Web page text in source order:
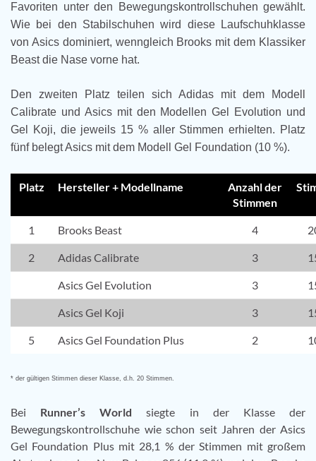
Favoriten unter den Bewegungskontrollschuhen gewählt.
Wie bei den Stabilschuhen wird diese Laufschuhklasse
von Asics dominiert, wenngleich Brooks mit dem Klassiker
Beast die Nase vorne hat.
Den zweiten Platz teilen sich Adidas mit dem Modell
Calibrate und Asics mit den Modellen Gel Evolution und
Gel Koji, die jeweils 15 % aller Stimmen erhielten. Platz
fünf belegt Asics mit dem Modell Gel Foundation (10 %).
Platz Hersteller + Modellname
Anzahl der
Stimmen
1 Brooks Beast 4
2 Adidas Calibrate 3
Asics Gel Evolution 3
Asics Gel Koji 3
5 Asics Gel Foundation Plus 2
* der gültigen Stimmen dieser Klasse, d.h. 20 Stimmen.
Bei Runner’s World siegte in der Klasse der
Bewegungskontrollschuhe wie schon seit Jahren der Asics
Gel Foundation Plus mit 28,1 % der Stimmen mit großem